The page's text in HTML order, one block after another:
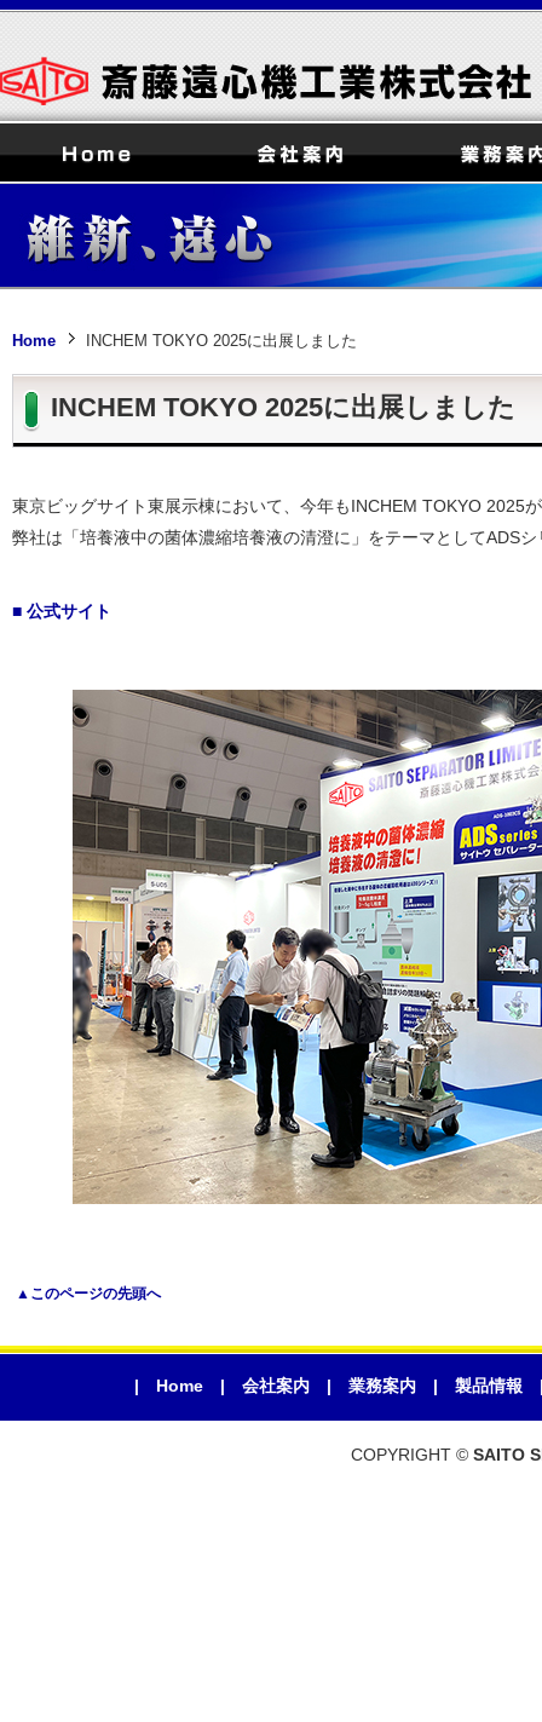
Home INCHEM TOKYO 2025に出展しました
INCHEM TOKYO 2025に出展しました
東京ビッグサイト東展示棟において、今年もINCHEM TOKYO 2025
弊社は「培養液中の菌体濃縮培養液の清澄に」をテーマとしてADS
■ 公式サイト
▲このページの先頭へ
| Home| 会社案内| 業務案内| 製品情報
COPYRIGHT © SAITO